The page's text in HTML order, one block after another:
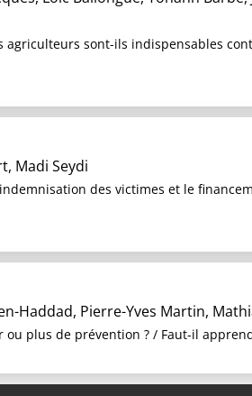
agriculteurs sont-ils indispensables
Madi Seydi
des victimes et le
Haddad, Pierre-Yves Martin,
plus de prévention ? / Faut-il